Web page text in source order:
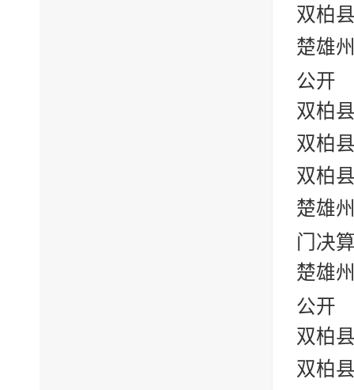
双柏
楚雄
公开
双柏
双柏
双柏
楚雄
门决
楚雄
公开
双柏
双柏